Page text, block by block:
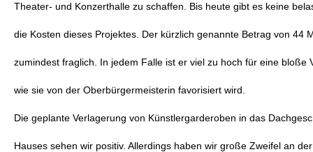
Theater- und Konzerthalle zu schaffen. Bis heute gibt es keine
die Kosten dieses Projektes. Der kürzlich genannte Betrag von 44
zumindest fraglich. In jedem Falle ist er viel zu hoch für eine bloße
wie sie von der Oberbürgermeisterin favorisiert wird.
Die geplante Verlagerung von Künstlergarderoben in das
Hauses sehen wir positiv. Allerdings haben wir große Zweifel an